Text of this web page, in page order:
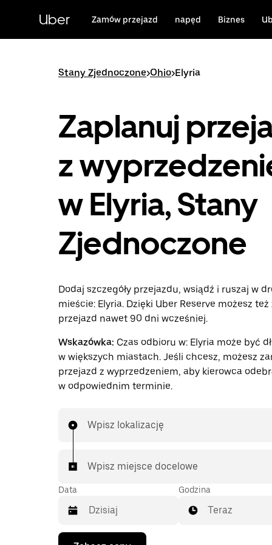
zawartości
Uber Zamów przejazd napęd Biznes
Stany Zjednoczone>Ohio>Elyria
Zaplanuj
z
w Elyria, Stany
Zjednoczone
Dodaj szczegóły przejazdu, wsiądź i ruszaj w
mieście: Elyria. Dzięki Uber Reserve możesz
przejazd nawet 90 dni wcześniej.
Wskazówka: Czas odbioru w: Elyria może być
w większych miastach. Jeśli chcesz, możesz
przejazd z wyprzedzeniem, aby kierowca
w odpowiednim terminie.
Wpisz lokalizację
Wpisz miejsce docelowe
Data
Naciśnij
Godzina
Teraz